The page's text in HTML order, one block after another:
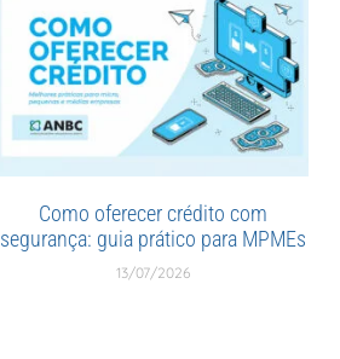
Como oferecer crédito com
segurança: guia prático para MPMEs
13/07/2026